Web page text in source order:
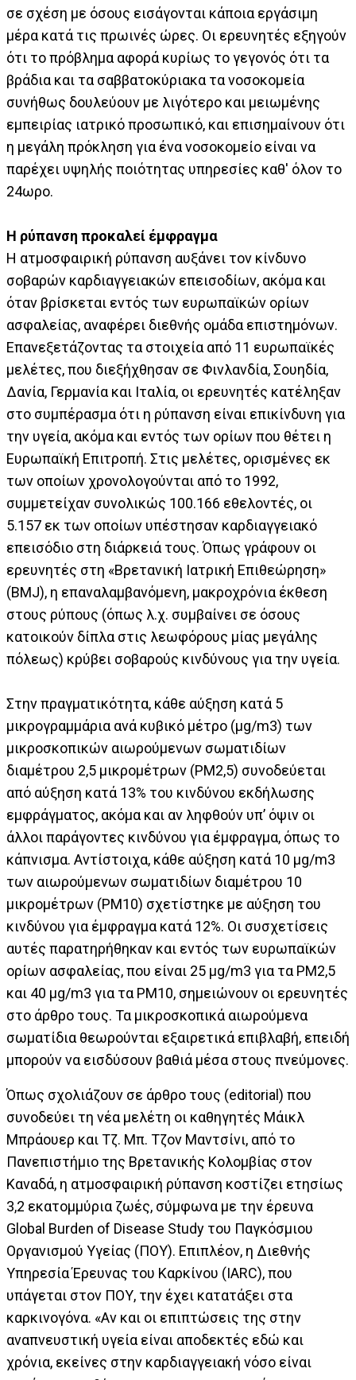
σε σχέση με όσους εισάγονται κάποια εργάσιμη
μέρα κατά τις πρωινές ώρες. Οι ερευνητές εξηγούν
ότι το πρόβλημα αφορά κυρίως το γεγονός ότι τα
βράδια και τα σαββατοκύριακα τα νοσοκομεία
συνήθως δουλεύουν με λιγότερο και μειωμένης
εμπειρίας ιατρικό προσωπικό, και επισημαίνουν ότι
η μεγάλη πρόκληση για ένα νοσοκομείο είναι να
παρέχει υψηλής ποιότητας υπηρεσίες καθ' όλον το
24ωρο.
Η ρύπανση προκαλεί έμφραγμα
Η ατμοσφαιρική ρύπανση αυξάνει τον κίνδυνο
σοβαρών καρδιαγγειακών επεισοδίων, ακόμα και
όταν βρίσκεται εντός των ευρωπαϊκών ορίων
ασφαλείας, αναφέρει διεθνής ομάδα επιστημόνων.
Επανεξετάζοντας τα στοιχεία από 11 ευρωπαϊκές
μελέτες, που διεξήχθησαν σε Φινλανδία, Σουηδία,
Δανία, Γερμανία και Ιταλία, οι ερευνητές κατέληξαν
στο συμπέρασμα ότι η ρύπανση είναι επικίνδυνη για
την υγεία, ακόμα και εντός των ορίων που θέτει η
Ευρωπαϊκή Επιτροπή. Στις μελέτες, ορισμένες εκ
των οποίων χρονολογούνται από το 1992,
συμμετείχαν συνολικώς 100.166 εθελοντές, οι
5.157 εκ των οποίων υπέστησαν καρδιαγγειακό
επεισόδιο στη διάρκειά τους. Όπως γράφουν οι
ερευνητές στη «Βρετανική Ιατρική Επιθεώρηση»
(BMJ), η επαναλαμβανόμενη, μακροχρόνια έκθεση
στους ρύπους (όπως λ.χ. συμβαίνει σε όσους
κατοικούν δίπλα στις λεωφόρους μίας μεγάλης
πόλεως) κρύβει σοβαρούς κινδύνους για την υγεία.
Στην πραγματικότητα, κάθε αύξηση κατά 5
μικρογραμμάρια ανά κυβικό μέτρο (μg/m3) των
μικροσκοπικών αιωρούμενων σωματιδίων
διαμέτρου 2,5 μικρομέτρων (PM2,5) συνοδεύεται
από αύξηση κατά 13% του κινδύνου εκδήλωσης
εμφράγματος, ακόμα και αν ληφθούν υπ’ όψιν οι
άλλοι παράγοντες κινδύνου για έμφραγμα, όπως το
κάπνισμα. Αντίστοιχα, κάθε αύξηση κατά 10 μg/m3
των αιωρούμενων σωματιδίων διαμέτρου 10
μικρομέτρων (ΡΜ10) σχετίστηκε με αύξηση του
κινδύνου για έμφραγμα κατά 12%. Οι συσχετίσεις
αυτές παρατηρήθηκαν και εντός των ευρωπαϊκών
ορίων ασφαλείας, που είναι 25 μg/m3 για τα ΡΜ2,5
και 40 μg/m3 για τα ΡΜ10, σημειώνουν οι ερευνητές
στο άρθρο τους. Τα μικροσκοπικά αιωρούμενα
σωματίδια θεωρούνται εξαιρετικά επιβλαβή, επειδή
μπορούν να εισδύσουν βαθιά μέσα στους πνεύμονες.
Όπως σχολιάζουν σε άρθρο τους (editorial) που
συνοδεύει τη νέα μελέτη οι καθηγητές Μάικλ
Μπράουερ και Τζ. Μπ. Τζον Μαντσίνι, από το
Πανεπιστήμιο της Βρετανικής Κολομβίας στον
Καναδά, η ατμοσφαιρική ρύπανση κοστίζει ετησίως
3,2 εκατομμύρια ζωές, σύμφωνα με την έρευνα
Global Burden of Disease Study του Παγκόσμιου
Οργανισμού Υγείας (ΠΟΥ). Επιπλέον, η Διεθνής
Υπηρεσία Έρευνας του Καρκίνου (IARC), που
υπάγεται στον ΠΟΥ, την έχει κατατάξει στα
καρκινογόνα. «Αν και οι επιπτώσεις της στην
αναπνευστική υγεία είναι αποδεκτές εδώ και
χρόνια, εκείνες στην καρδιαγγειακή νόσο είναι